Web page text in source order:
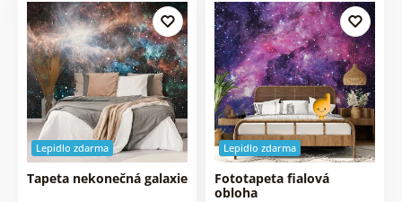
Lepidlo zdarma
Tapeta nekonečná galaxie
Lepidlo zdarma
Fototapeta fialová
obloha